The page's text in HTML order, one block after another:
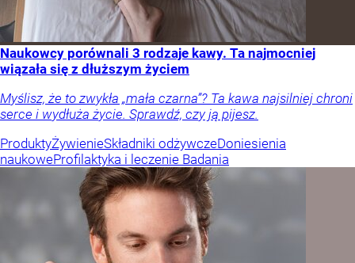
Naukowcy porównali 3 rodzaje kawy. Ta najmocniej
wiązała się z dłuższym życiem
Myślisz, że to zwykła „mała czarna”? Ta kawa najsilniej chroni
serce i wydłuża życie. Sprawdź, czy ją pijesz.
ProduktyŻywienieSkładniki odżywczeDoniesienia
naukoweProfilaktyka i leczenie Badania